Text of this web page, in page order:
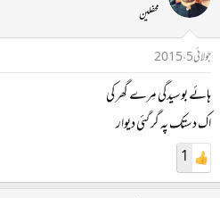
محفلین
جولائی 5، 2015
ہائے بوسیدگی مِرے گھر کی
اک دستک پہ گر گئی دیوار
1